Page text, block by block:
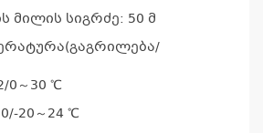
მილის სიგრძე: 50 მ
0～30 ℃
20～24 ℃